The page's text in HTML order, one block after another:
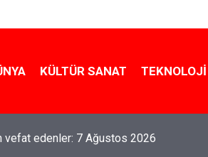
KÜLTÜR SANAT TEKNOLOJI
vefat edenler: 7 Ağustos 2026